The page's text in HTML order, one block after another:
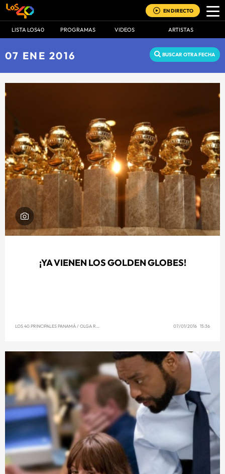
EN DIRECTO
LISTA LOS40 PROGRAMAS VIDEOS ARTISTAS
07 ENE 2016 BUSCAR OTRA FECHA
¡YA VIENEN LOS GOLDEN GLOBES!
LOS 40 PRINCIPALES PANAMÁ/ OLGA REYNA 07/01/2016 15:36